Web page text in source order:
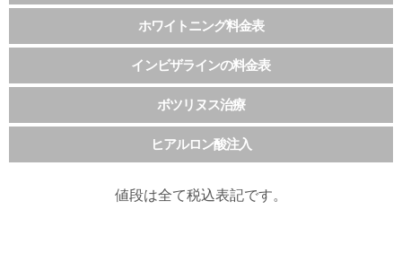
ホワイトニング料金表
インビザラインの料金表
ボツリヌス治療
ヒアルロン酸注入
値段は全て税込表記です。